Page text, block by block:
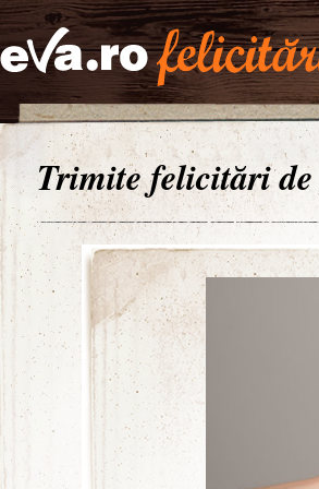
Trimite felicitări